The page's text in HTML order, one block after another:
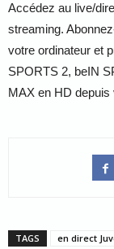
Accédez au live/
streaming.
votre ordinateur et
SPORTS 2, beIN
MAX en HD depuis
TAGS
en direct